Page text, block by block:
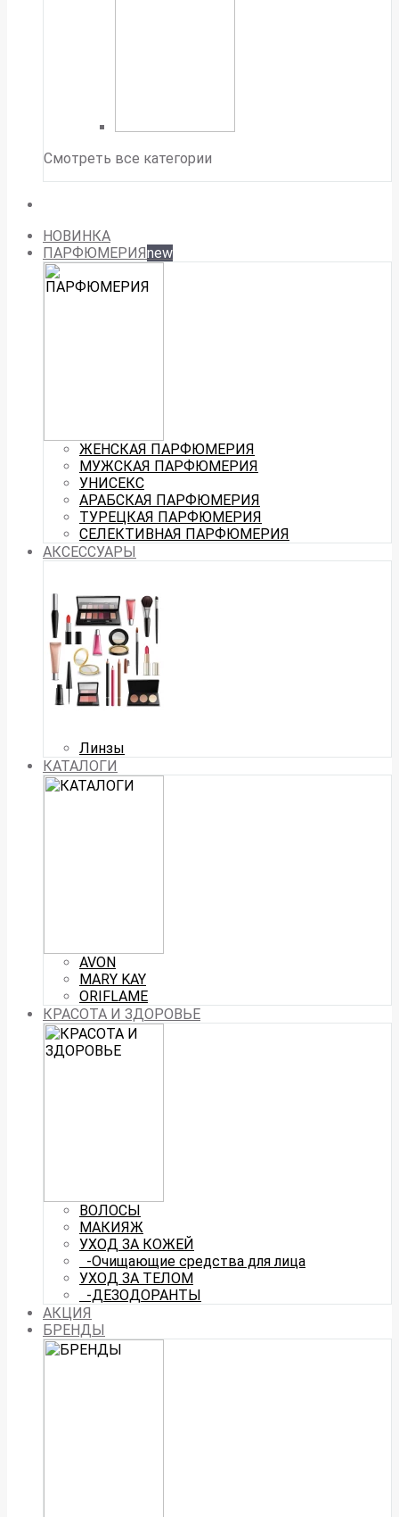
Смотреть все категории
НОВИНКА
ПАРФЮМЕРИЯnew
ЖЕНСКАЯ ПАРФЮМЕРИЯ
МУЖСКАЯ ПАРФЮМЕРИЯ
УНИСЕКС
АРАБСКАЯ ПАРФЮМЕРИЯ
ТУРЕЦКАЯ ПАРФЮМЕРИЯ
СЕЛЕКТИВНАЯ ПАРФЮМЕРИЯ
АКСЕССУАРЫ
Линзы
КАТАЛОГИ
AVON
MARY KAY
ORIFLAME
КРАСОТА И ЗДОРОВЬЕ
ВОЛОСЫ
МАКИЯЖ
УХОД ЗА КОЖЕЙ
-Очищающие средства для лица
УХОД ЗА ТЕЛОМ
-ДЕЗОДОРАНТЫ
АКЦИЯ
БРЕНДЫ